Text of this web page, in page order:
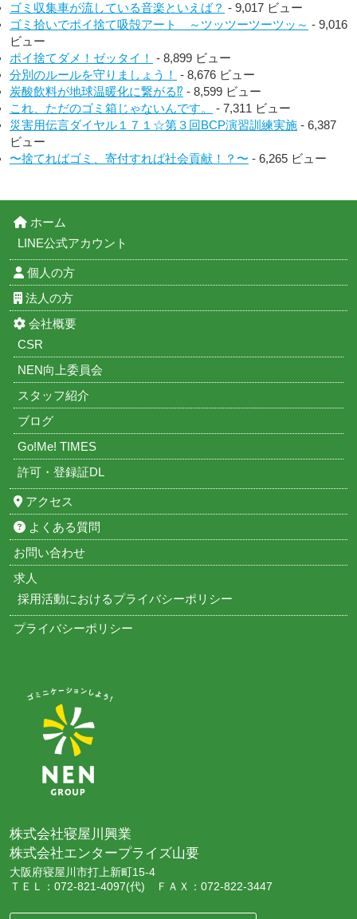
ゴミ収集車が流している音楽といえば？ - 9,017 ビュー
ゴミ拾いでポイ捨て吸殻アート ～ツッツーツーツッ～ - 9,016
ビュー
ポイ捨てダメ！ゼッタイ！ - 8,899 ビュー
分別のルールを守りましょう！ - 8,676 ビュー
炭酸飲料が地球温暖化に繋がる⁉︎ - 8,599 ビュー
これ、ただのゴミ箱じゃないんです。
- 7,311 ビュー
災害用伝言ダイヤル１７１☆第３回BCP演習訓練実施 - 6,387
ビュー
〜捨てればゴミ、寄付すれば社会貢献！？〜 - 6,265 ビュー
株式会社寝屋川興業
株式会社エンタープライズ山要
大阪府寝屋川市打上新町15-4
ＴＥＬ：072-821-4097(代) ＦＡＸ：072-822-3447
ホーム
LINE公式アカウント
個人の方
法人の方
会社概要
CSR
NEN向上委員会
スタッフ紹介
ブログ
Go!Me! TIMES
許可・登録証DL
アクセス
よくある質問
お問い合わせ
求人
採用活動におけるプライバシーポリシー
プライバシーポリシー